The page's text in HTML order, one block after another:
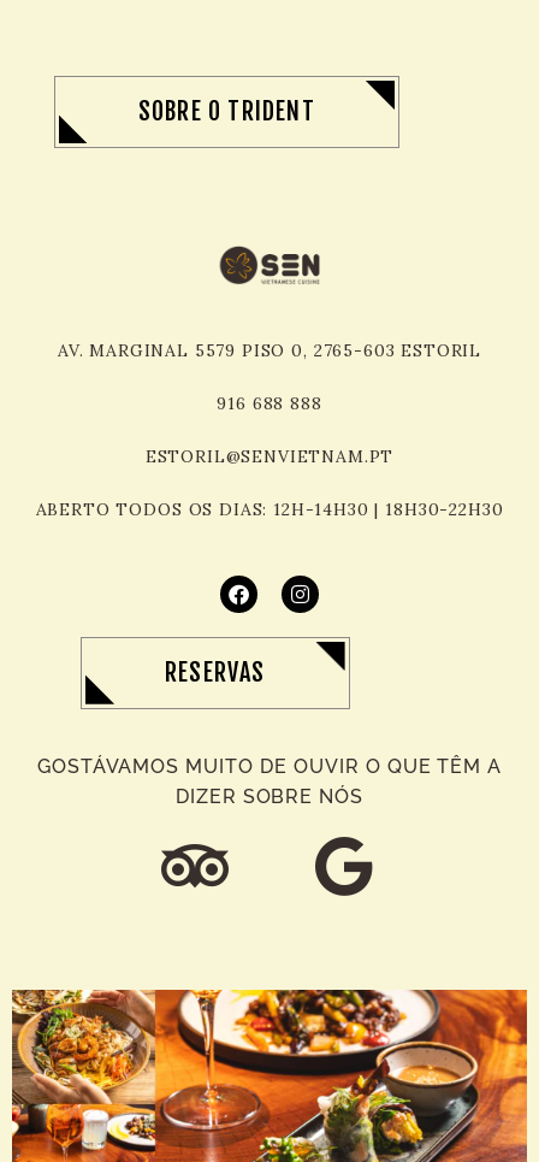
SOBRE O TRIDENT
AV. MARGINAL 5579 PISO 0, 2765-603 ESTORIL
916 688 888
ESTORIL@SENVIETNAM.PT
ABERTO TODOS OS DIAS: 12H-14H30 | 18H30-22H30
RESERVAS
GOSTÁVAMOS MUITO DE OUVIR O QUE TÊM A
DIZER SOBRE NÓS